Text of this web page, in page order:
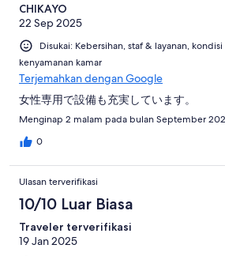
CHIKAYO
22 Sep 2025
Disukai: Kebersihan, staf & layanan,
kenyamanan kamar
Terjemahkan dengan Google
女性専用で設備も充実しています。
Menginap 2 malam pada bulan September
0
Ulasan terverifikasi
10/10 Luar Biasa
Traveler terverifikasi
19 Jan 2025